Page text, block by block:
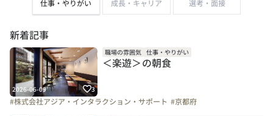
仕事・やりがい 成長・キャリア 選考・面接
新着記事
2026-06-09 3
職場の雰囲気 仕事・やりがい
＜楽遊＞の朝食
#株式会社アジア・インタラクション・サポート #京都府